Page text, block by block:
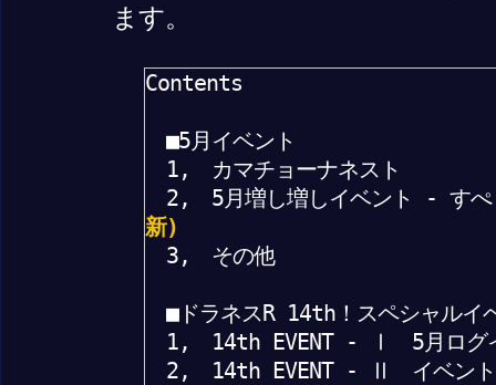
ます。
Contents
■5月イベント
1, カマチョーナネスト
2, 5月増し増しイベント - す
新)
3, その他
■ドラネスR 14th！スペシャルイ
1, 14th EVENT - Ⅰ 5月ログイ
2, 14th EVENT - Ⅱ イベント「